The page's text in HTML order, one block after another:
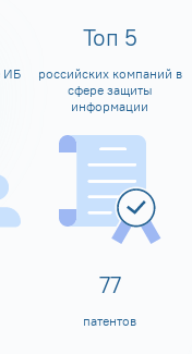
ИБ
Топ 5
российских компаний в
сфере защиты
информации
80
патентов